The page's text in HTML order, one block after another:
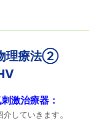
理療法②
激治療器：
介していきます。